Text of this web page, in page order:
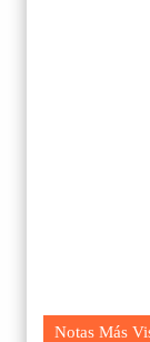
Notas Más